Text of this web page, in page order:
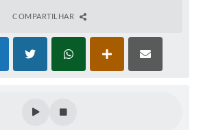
COMPARTILHAR